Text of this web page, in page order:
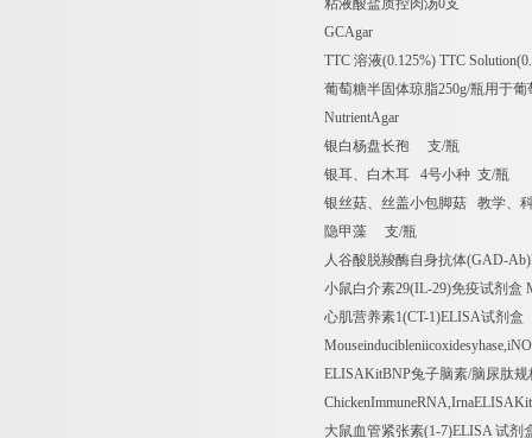
粘液酸盐质控肉汤0支
GCAgar
TTC 溶液(0.125%) TTC
葡萄糖半固体琼脂250g/瓶用于葡
NutrientAgar
银白杨盘长孢
支/瓶
银耳、白木耳 4号小种 支/瓶
银丝菇、丝盖小包脚菇
教学、
隐甲藻
支/瓶
人谷酸脱羧酶自身抗体(GAD-
小鼠白介素29(IL-29)免疫试剂盒
心肌营养素1(CT-1)ELISA试剂盒
ELISAKitBNP兔子脑素/脑尿肽规
ChickenImmuneRNA,IrnaELISAKit
大鼠血管紧张素(1-7)ELISA试剂